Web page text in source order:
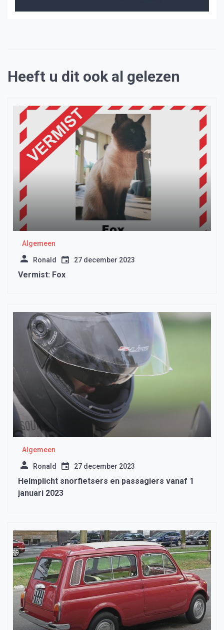
Heeft u dit ook al gelezen
Algemeen
Ronald 27 december 2023
Vermist: Fox
Algemeen
Ronald 27 december 2023
Helmplicht snorfietsers en passagiers vanaf 1
januari 2023